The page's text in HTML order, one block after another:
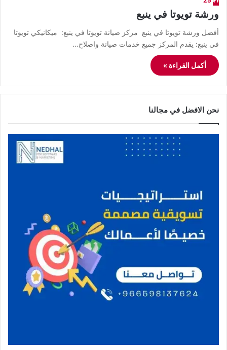
ورشة تويوتا في ينبع
أفضل ورشة تويوتا في ينبع مركز صيانة تويوتا في ينبع: ميكانيكي تويوتا
في ينبع: يقدم المركز جميع خدمات صيانة واصلاح…
أكمل القراءة »
نحن الافضل في مجالنا